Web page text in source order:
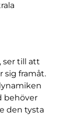
ser till att
sig framåt.
behöver
den tysta